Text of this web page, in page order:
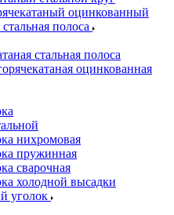
оцинкованный
полоса
стальная полоса
оцинкованная
нихромовая
пружинная
сварочная
холодной высадки
уголок